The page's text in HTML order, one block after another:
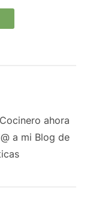
ahora
a mi Blog de